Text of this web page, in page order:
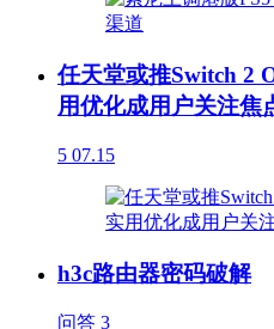
任天堂或推Switch 2
用优化成用户关注焦
5 07.15
h3c路由器密码破解
问答 3